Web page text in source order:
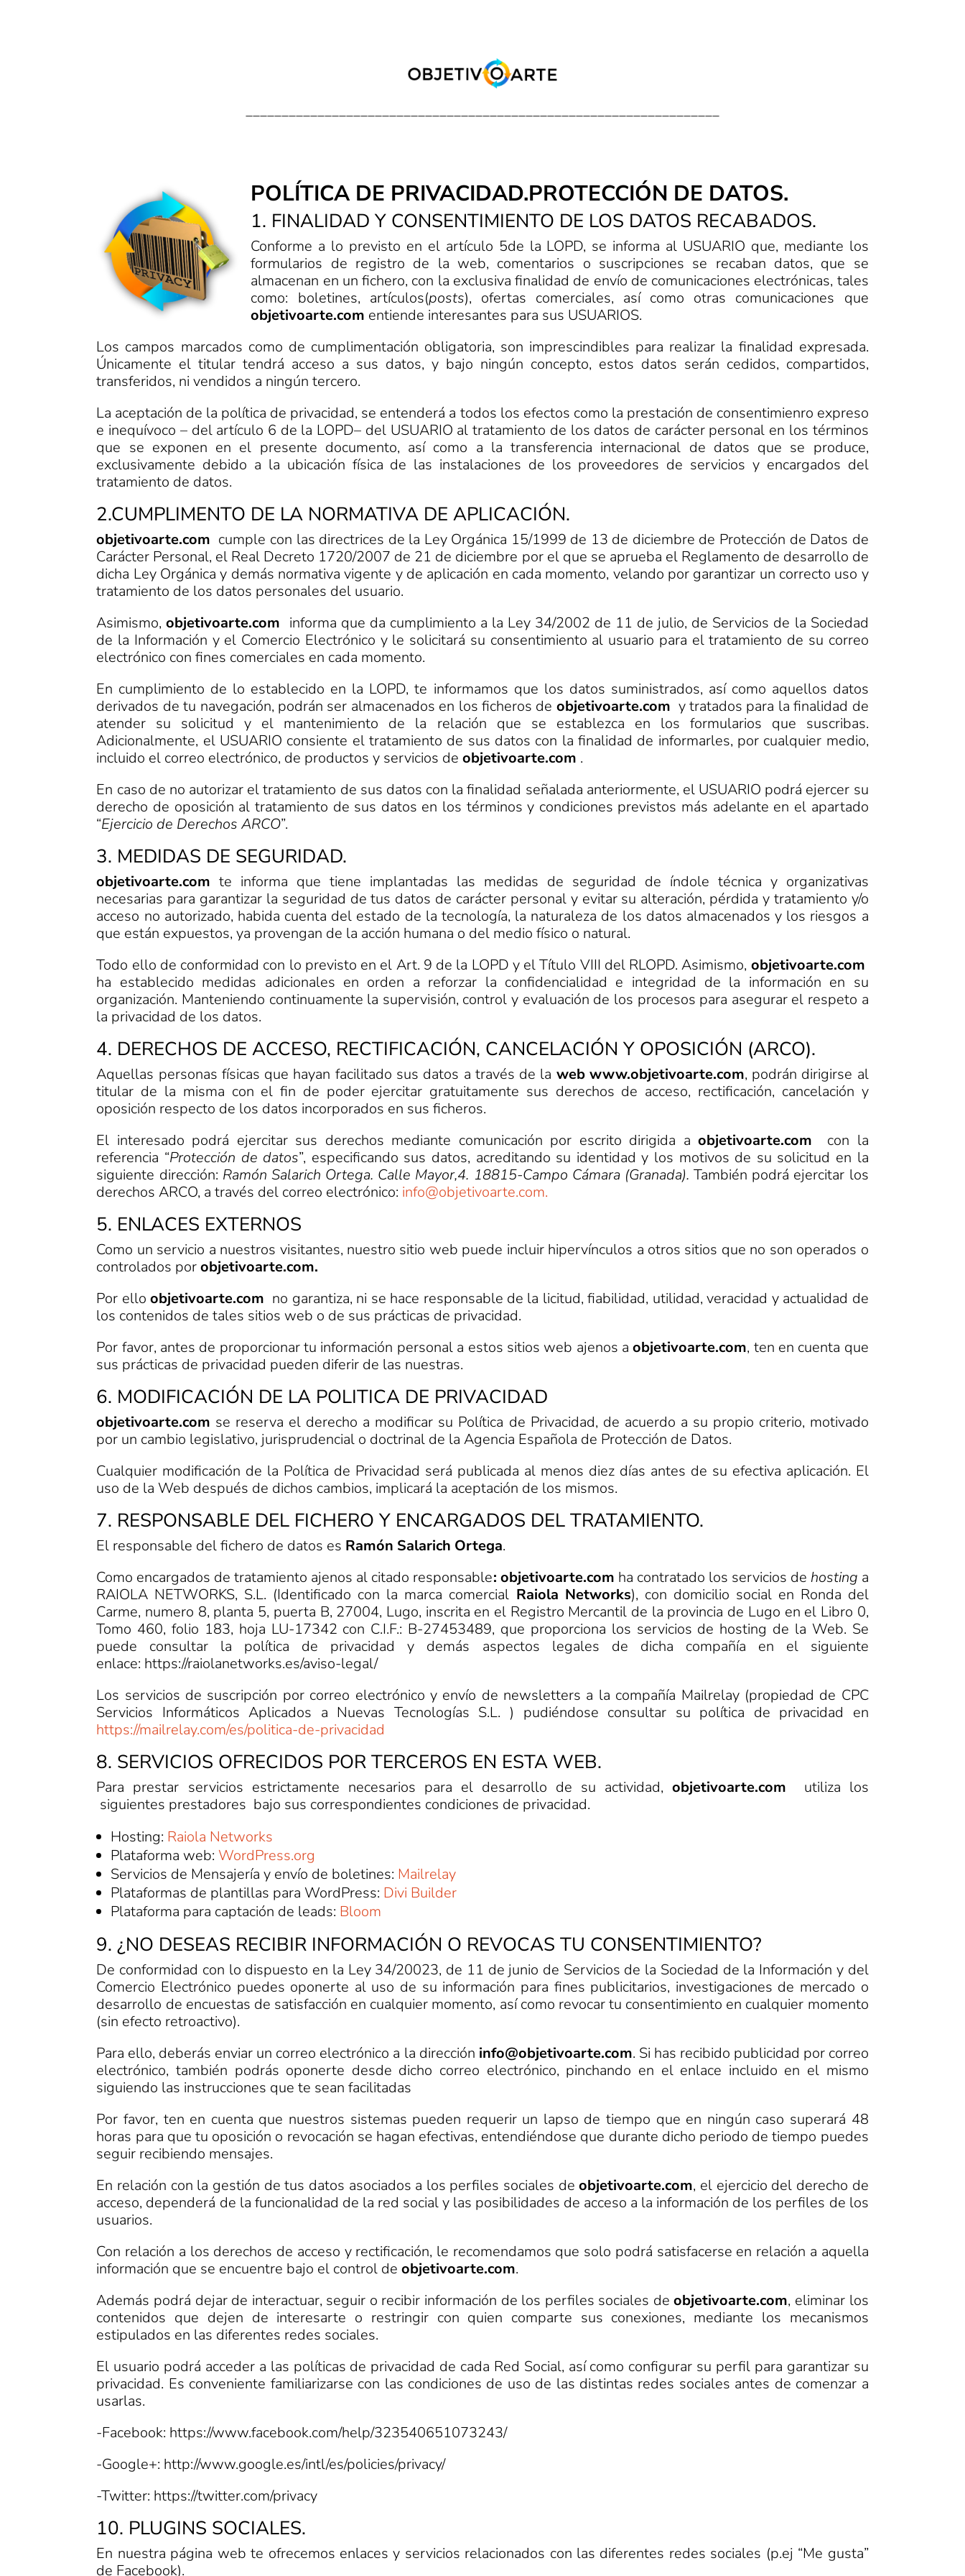
__________________________________________________________________
POLÍTICA DE PRIVACIDAD.PROTECCIÓN DE DATOS.
1. FINALIDAD Y CONSENTIMIENTO DE LOS DATOS RECABADOS.
Conforme a lo previsto en el artículo 5de la LOPD, se informa al USUARIO que, mediante los
formularios de registro de la web, comentarios o suscripciones se recaban datos, que se
almacenan en un fichero, con la exclusiva finalidad de envío de comunicaciones electrónicas, tales
como: boletines, artículos(posts), ofertas comerciales, así como otras comunicaciones que
objetivoarte.com entiende interesantes para sus USUARIOS.
Los campos marcados como de cumplimentación obligatoria, son imprescindibles para realizar la finalidad expresada.
Únicamente el titular tendrá acceso a sus datos, y bajo ningún concepto, estos datos serán cedidos, compartidos,
transferidos, ni vendidos a ningún tercero.
La aceptación de la política de privacidad, se entenderá a todos los efectos como la prestación de consentimienro expreso
e inequívoco – del artículo 6 de la LOPD– del USUARIO al tratamiento de los datos de carácter personal en los términos
que se exponen en el presente documento, así como a la transferencia internacional de datos que se produce,
exclusivamente debido a la ubicación física de las instalaciones de los proveedores de servicios y encargados del
tratamiento de datos.
2.CUMPLIMENTO DE LA NORMATIVA DE APLICACIÓN.
objetivoarte.com cumple con las directrices de la Ley Orgánica 15/1999 de 13 de diciembre de Protección de Datos de
Carácter Personal, el Real Decreto 1720/2007 de 21 de diciembre por el que se aprueba el Reglamento de desarrollo de
dicha Ley Orgánica y demás normativa vigente y de aplicación en cada momento, velando por garantizar un correcto uso y
tratamiento de los datos personales del usuario.
Asimismo,objetivoarte.com informa que da cumplimiento a la Ley 34/2002 de 11 de julio, de Servicios de la Sociedad
de la Información y el Comercio Electrónico y le solicitará su consentimiento al usuario para el tratamiento de su correo
electrónico con fines comerciales en cada momento.
En cumplimiento de lo establecido en la LOPD, te informamos que los datos suministrados, así como aquellos datos
derivados de tu navegación, podrán ser almacenados en los ficheros de objetivoarte.com y tratados para la finalidad de
atender su solicitud y el mantenimiento de la relación que se establezca en los formularios que suscribas.
Adicionalmente, el USUARIO consiente el tratamiento de sus datos con la finalidad de informarles, por cualquier medio,
incluido el correo electrónico, de productos y servicios deobjetivoarte.com .
En caso de no autorizar el tratamiento de sus datos con la finalidad señalada anteriormente, el USUARIO podrá ejercer su
derecho de oposición al tratamiento de sus datos en los términos y condiciones previstos más adelante en el apartado
“Ejercicio de Derechos ARCO”.
3. MEDIDAS DE SEGURIDAD.
objetivoarte.comte informa que tiene implantadas las medidas de seguridad de índole técnica y organizativas
necesarias para garantizar la seguridad de tus datos de carácter personal y evitar su alteración, pérdida y tratamiento y/o
acceso no autorizado, habida cuenta del estado de la tecnología, la naturaleza de los datos almacenados y los riesgos a
que están expuestos, ya provengan de la acción humana o del medio físico o natural.
Todo ello de conformidad con lo previsto en el Art. 9 de la LOPD y el Título VIII del RLOPD. Asimismo, objetivoarte.com
ha establecido medidas adicionales en orden a reforzar la confidencialidad e integridad de la información en su
organización. Manteniendo continuamente la supervisión, control y evaluación de los procesos para asegurar el respeto a
la privacidad de los datos.
4. DERECHOS DE ACCESO, RECTIFICACIÓN, CANCELACIÓN Y OPOSICIÓN (ARCO).
Aquellas personas físicas que hayan facilitado sus datos a través de la web www.objetivoarte.com, podrán dirigirse al
titular de la misma con el fin de poder ejercitar gratuitamente sus derechos de acceso, rectificación, cancelación y
oposición respecto de los datos incorporados en sus ficheros.
El interesado podrá ejercitar sus derechos mediante comunicación por escrito dirigida aobjetivoarte.com con la
referencia “Protección de datos”, especificando sus datos, acreditando su identidad y los motivos de su solicitud en la
siguiente dirección: Ramón Salarich Ortega. Calle Mayor,4. 18815-Campo Cámara (Granada).También podrá ejercitar los
derechos ARCO, a través del correo electrónico: info@objetivoarte.com.
5. ENLACES EXTERNOS
Como un servicio a nuestros visitantes, nuestro sitio web puede incluir hipervínculos a otros sitios que no son operados o
controlados porobjetivoarte.com.
Por elloobjetivoarte.com no garantiza, ni se hace responsable de la licitud, fiabilidad, utilidad, veracidad y actualidad de
los contenidos de tales sitios web o de sus prácticas de privacidad.
Por favor, antes de proporcionar tu información personal a estos sitios web ajenos aobjetivoarte.com, ten en cuenta que
sus prácticas de privacidad pueden diferir de las nuestras.
6. MODIFICACIÓN DE LA POLITICA DE PRIVACIDAD
objetivoarte.com se reserva el derecho a modificar su Política de Privacidad, de acuerdo a su propio criterio, motivado
por un cambio legislativo, jurisprudencial o doctrinal de la Agencia Española de Protección de Datos.
Cualquier modificación de la Política de Privacidad será publicada al menos diez días antes de su efectiva aplicación. El
uso de la Web después de dichos cambios, implicará la aceptación de los mismos.
7. RESPONSABLE DEL FICHERO Y ENCARGADOS DEL TRATAMIENTO.
El responsable del fichero de datos es Ramón Salarich Ortega.
Como encargados de tratamiento ajenos al citado responsable: objetivoarte.com ha contratado los servicios de hosting a
RAIOLA NETWORKS, S.L. (Identificado con la marca comercial Raiola Networks), con domicilio social en Ronda del
Carme, numero 8, planta 5, puerta B, 27004, Lugo, inscrita en el Registro Mercantil de la provincia de Lugo en el Libro 0,
Tomo 460, folio 183, hoja LU-17342 con C.I.F.: B-27453489, que proporciona los servicios de hosting de la Web. Se
puede consultar la política de privacidad y demás aspectos legales de dicha compañía en el siguiente
enlace: https://raiolanetworks.es/aviso-legal/
Los servicios de suscripción por correo electrónico y envío de newsletters a la compañía Mailrelay (propiedad de CPC
Servicios Informáticos Aplicados a Nuevas Tecnologías S.L. ) pudiéndose consultar su política de privacidad en
https://mailrelay.com/es/politica-de-privacidad
8. SERVICIOS OFRECIDOS POR TERCEROS EN ESTA WEB.
Para prestar servicios estrictamente necesarios para el desarrollo de su actividad,objetivoarte.com
utiliza los
siguientes prestadores bajo sus correspondientes condiciones de privacidad.
Hosting: Raiola Networks
Plataforma web:WordPress.org
Servicios de Mensajería y envío de boletines: Mailrelay
Plataformas de plantillas para WordPress: Divi Builder
Plataforma para captación de leads: Bloom
9. ¿NO DESEAS RECIBIR INFORMACIÓN O REVOCAS TU CONSENTIMIENTO?
De conformidad con lo dispuesto en la Ley 34/20023, de 11 de junio de Servicios de la Sociedad de la Información y del
Comercio Electrónico puedes oponerte al uso de su información para fines publicitarios, investigaciones de mercado o
desarrollo de encuestas de satisfacción en cualquier momento, así como revocar tu consentimiento en cualquier momento
(sin efecto retroactivo).
Para ello, deberás enviar un correo electrónico a la dirección info@objetivoarte.com. Si has recibido publicidad por correo
electrónico, también podrás oponerte desde dicho correo electrónico, pinchando en el enlace incluido en el mismo
siguiendo las instrucciones que te sean facilitadas
Por favor, ten en cuenta que nuestros sistemas pueden requerir un lapso de tiempo que en ningún caso superará 48
horas para que tu oposición o revocación se hagan efectivas, entendiéndose que durante dicho periodo de tiempo puedes
seguir recibiendo mensajes.
En relación con la gestión de tus datos asociados a los perfiles sociales deobjetivoarte.com, el ejercicio del derecho de
acceso, dependerá de la funcionalidad de la red social y las posibilidades de acceso a la información de los perfiles de los
usuarios.
Con relación a los derechos de acceso y rectificación, le recomendamos que solo podrá satisfacerse en relación a aquella
información que se encuentre bajo el control deobjetivoarte.com.
Además podrá dejar de interactuar, seguir o recibir información de los perfiles sociales deobjetivoarte.com, eliminar los
contenidos que dejen de interesarte o restringir con quien comparte sus conexiones, mediante los mecanismos
estipulados en las diferentes redes sociales.
El usuario podrá acceder a las políticas de privacidad de cada Red Social, así como configurar su perfil para garantizar su
privacidad. Es conveniente familiarizarse con las condiciones de uso de las distintas redes sociales antes de comenzar a
usarlas.
-Facebook: https://www.facebook.com/help/323540651073243/
-Google+: http://www.google.es/intl/es/policies/privacy/
-Twitter: https://twitter.com/privacy
10. PLUGINS SOCIALES.
En nuestra página web te ofrecemos enlaces y servicios relacionados con las diferentes redes sociales (p.ej “Me gusta”
de Facebook).